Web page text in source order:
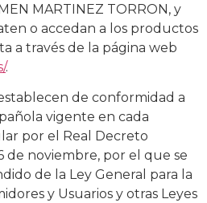
MARTINEZ TORRON, y
o accedan a los productos
a través de la página web
.
de conformidad a
vigente en cada
por el Real Decreto
de noviembre, por el que se
de la Ley General para la
y Usuarios y otras Leyes